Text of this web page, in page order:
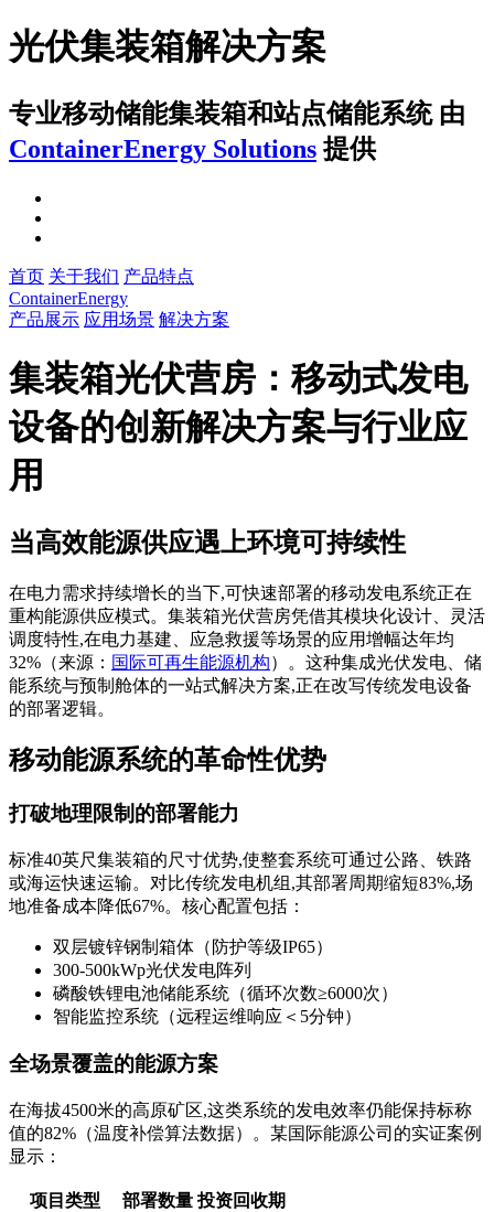
光伏集装箱解决方案
专业移动储能集装箱和站点储能系统 由
ContainerEnergy Solutions 提供
首页 关于我们 产品特点
ContainerEnergy
产品展示 应用场景 解决方案
集装箱光伏营房：移动式发电
设备的创新解决方案与行业应
用
当高效能源供应遇上环境可持续性
在电力需求持续增长的当下,可快速部署的移动发电系统正在
重构能源供应模式。集装箱光伏营房凭借其模块化设计、灵活
调度特性,在电力基建、应急救援等场景的应用增幅达年均
32%（来源： 国际可再生能源机构）。这种集成光伏发电、储
能系统与预制舱体的一站式解决方案,正在改写传统发电设备
的部署逻辑。
移动能源系统的革命性优势
打破地理限制的部署能力
标准40英尺集装箱的尺寸优势,使整套系统可通过公路、铁路
或海运快速运输。对比传统发电机组,其部署周期缩短83%,场
地准备成本降低67%。核心配置包括：
双层镀锌钢制箱体（防护等级IP65）
300-500kWp光伏发电阵列
磷酸铁锂电池储能系统（循环次数≥6000次）
智能监控系统（远程运维响应＜5分钟）
全场景覆盖的能源方案
在海拔4500米的高原矿区,这类系统的发电效率仍能保持标称
值的82%（温度补偿算法数据）。某国际能源公司的实证案例
显示：
项目类型 部署数量 投资回收期